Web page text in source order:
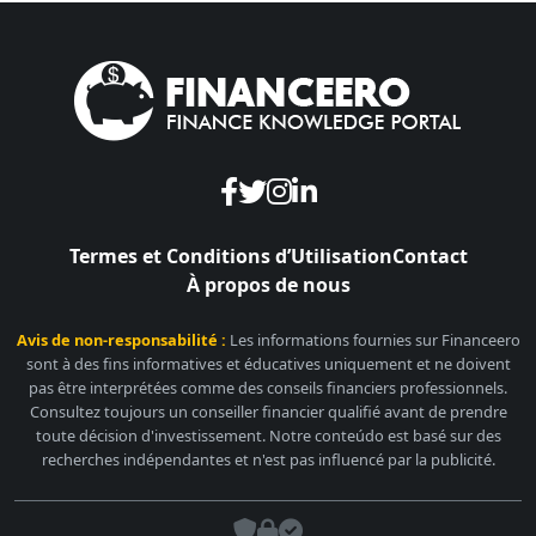
Termes et Conditions d’UtilisationContact
À propos de nous
Avis de non-responsabilité : Les informations fournies sur Financeero
sont à des fins informatives et éducatives uniquement et ne doivent
pas être interprétées comme des conseils financiers professionnels.
Consultez toujours un conseiller financier qualifié avant de prendre
toute décision d'investissement. Notre conteúdo est basé sur des
recherches indépendantes et n'est pas influencé par la publicité.